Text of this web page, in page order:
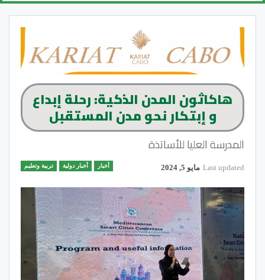
هاكاثون المدن الذكية: رحلة إبداع
و إبتكار نحو مدن المستقبل
المدرسة العليا للأساتذة
أخبار أخبار دولية تربية وتعليم Last updated مايو 5, 2024